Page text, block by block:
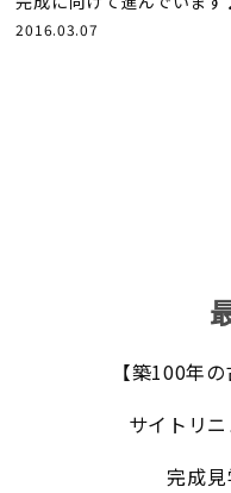
2016.03.07
【築100年
サイトリ
完成